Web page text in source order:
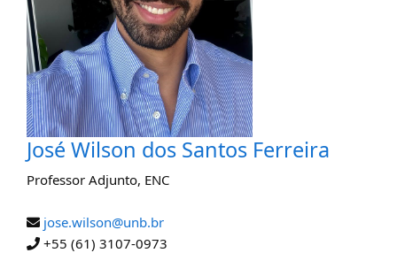
José Wilson dos Santos Ferreira
Professor Adjunto, ENC
jose.wilson@unb.br
+55 (61) 3107-0973